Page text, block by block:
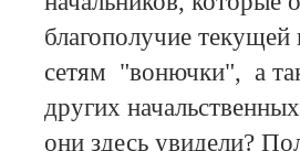
благополучие
сетям "вонючки", а
других
они здесь увидели?